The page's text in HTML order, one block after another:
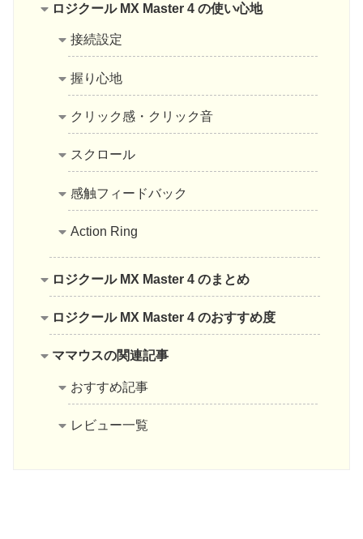
ロジクール MX Master 4 の使い心地
接続設定
握り心地
クリック感・クリック音
スクロール
感触フィードバック
Action Ring
ロジクール MX Master 4 のまとめ
ロジクール MX Master 4 のおすすめ度
ママウスの関連記事
おすすめ記事
レビュー一覧